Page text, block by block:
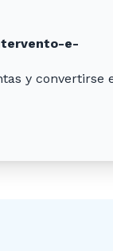
e-
y convertirse